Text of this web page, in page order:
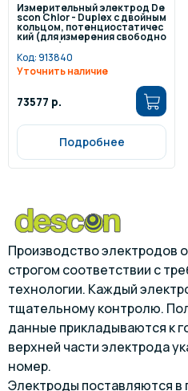
Измерительный электрод De
scon Chlor - Duplex с двойным
кольцом, потенциостатичес
кий (для измерения свободно
го хлора)
Код:913840
Уточнить наличие
73577 р.
Подробнее
Производство электродов
строгом соответствии с
технологии. Каждый
тщательному контролю.
данные прикладываются к
верхней части электрода
номер.
Электроды поставляются в